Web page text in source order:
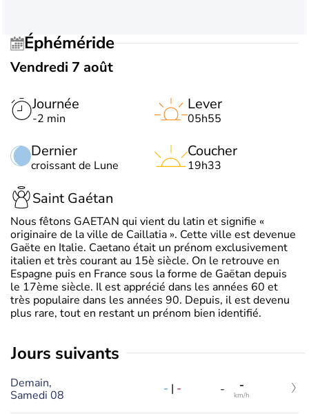
Éphéméride
Vendredi 7 août
Journée
-2 min
Dernier
croissant de Lune
Lever
05h55
Coucher
19h33
Saint Gaétan
Nous fêtons GAETAN qui vient du latin et signifie «
originaire de la ville de Caillatia ». Cette ville est devenue
Gaëte en Italie. Caetano était un prénom exclusivement
italien et très courant au 15è siècle. On le retrouve en
Espagne puis en France sous la forme de Gaëtan depuis
le 17ème siècle. Il est apprécié dans les années 60 et
très populaire dans les années 90. Depuis, il est devenu
plus rare, tout en restant un prénom bien identifié.
jours suivants
Demain,
Samedi 08
- | - - -
km/h